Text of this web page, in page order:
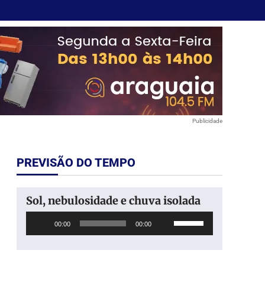
Publicidade
PREVISÃO DO TEMPO
Sol, nebulosidade e chuva isolada
00:00 00:00